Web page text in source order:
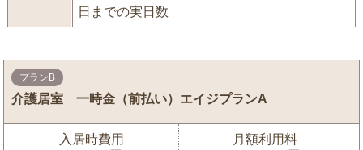
日までの実日数
プランB
介護居室 一時金（前払い）エイジプランA
入居時費用 月額利用料